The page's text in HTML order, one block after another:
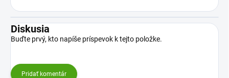
Diskusia
Buďte prvý, kto napíše príspevok k tejto položke.
Pridať komentár